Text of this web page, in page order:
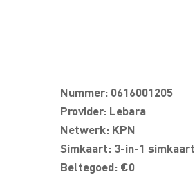
Nummer: 0616001205
Provider: Lebara
Netwerk: KPN
Simkaart: 3-in-1 simkaart
Beltegoed: €0